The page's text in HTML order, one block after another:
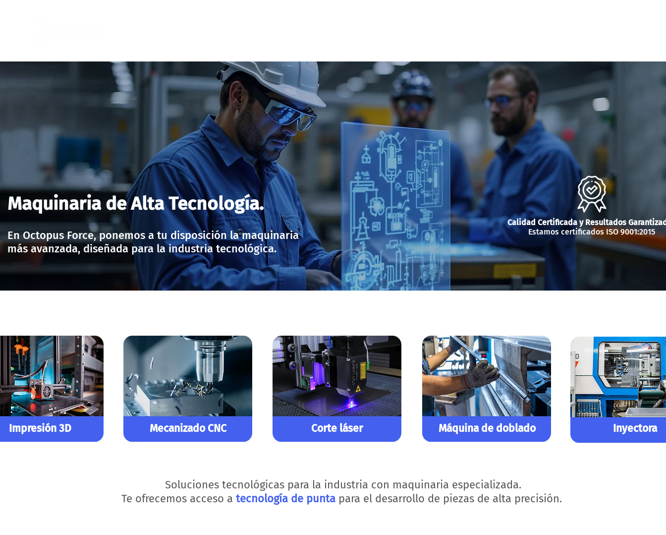
Maquinaria de Alta Tecnología.
En Octopus Force, ponemos a tu disposición la maquinaria
más avanzada, diseñada para la industria tecnológica.
Calidad Certificada y Resultados
Estamos certificados ISO 9001:2015
Impresión 3D Mecanizado CNC Corte láser Máquina de doblado Inyectora
Soluciones tecnológicas para la industria con maquinaria especializada.
Te ofrecemos acceso a tecnología de puntapara el desarrollo de piezas de alta precisión.